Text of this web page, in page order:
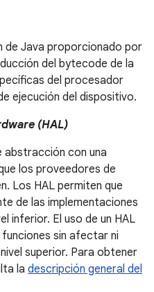
de Java proporcionado por
del bytecode de la
del procesador
ejecución del dispositivo.
(HAL)
abstracción con una
los proveedores de
Los HAL permiten que
de las implementaciones
inferior. El uso de un HAL
sin afectar ni
superior. Para obtener
la descripción general del